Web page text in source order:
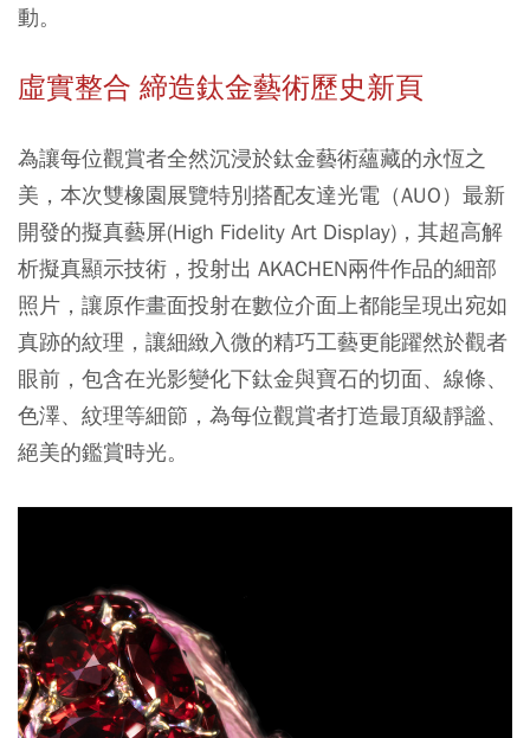
動。
虛實整合 締造鈦金藝術歷史新頁
為讓每位觀賞者全然沉浸於鈦金藝術蘊藏的永恆之
美，本次雙橡園展覽特別搭配友達光電（AUO）最新
開發的擬真藝屏(High Fidelity Art Display)，其超高解
析擬真顯示技術，投射出 AKACHEN兩件作品的細部
照片，讓原作畫面投射在數位介面上都能呈現出宛如
真跡的紋理，讓細緻入微的精巧工藝更能躍然於觀者
眼前，包含在光影變化下鈦金與寶石的切面、線條、
色澤、紋理等細節，為每位觀賞者打造最頂級靜謐、
絕美的鑑賞時光。